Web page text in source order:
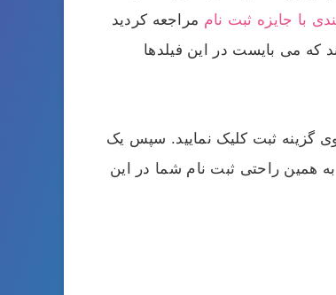
با جایزه ثبت نام مراجعه کردید
که می‌ بایست در این فیلدها
گزینه ثبت کلیک نمایید. سپس یک
همین راحتی ثبت نام شما در این